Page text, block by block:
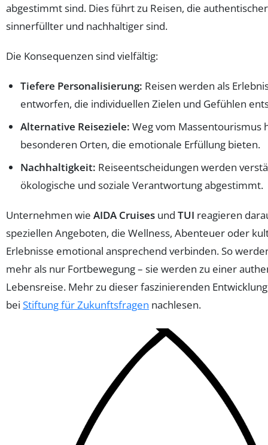
abgestimmt sind. Dies führt zu Reisen, die
sinnerfüllter und nachhaltiger sind.
Die Konsequenzen sind vielfältig:
Tiefere Personalisierung: Reisen werden als
entworfen, die individuellen Zielen und Gefühlen
Alternative Reiseziele: Weg vom Massentourismus
besonderen Orten, die emotionale Erfüllung bieten.
Nachhaltigkeit: Reiseentscheidungen werden
ökologische und soziale Verantwortung abgestimmt.
Unternehmen wie AIDA Cruises und TUI reagieren
speziellen Angeboten, die Wellness, Abenteuer oder
Erlebnisse emotional ansprechend verbinden. So
mehr als nur Fortbewegung – sie werden zu einer
Lebensreise. Mehr zu dieser faszinierenden
bei Stiftung für Zukunftsfragen nachlesen.